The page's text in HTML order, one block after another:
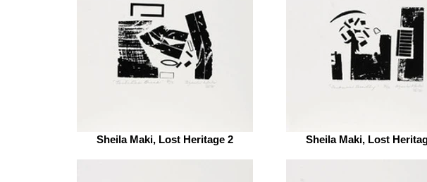
Sheila Maki, Lost Heritage 2 Sheila Maki, Lost